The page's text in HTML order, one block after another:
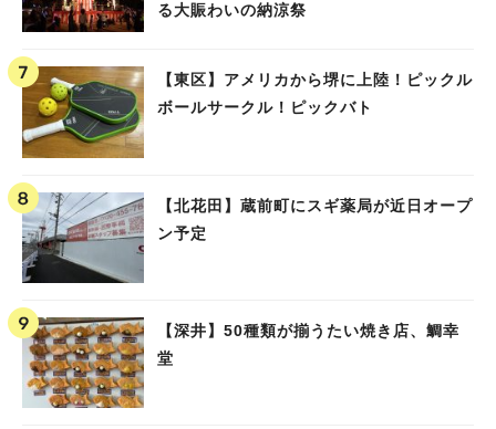
る大賑わいの納涼祭
【東区】アメリカから堺に上陸！ピックル
ボールサークル！ピックバト
【北花田】蔵前町にスギ薬局が近日オープ
ン予定
【深井】50種類が揃うたい焼き店、鯛幸
堂